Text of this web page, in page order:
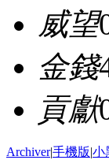
威望
金錢
貢獻
Archiver|手機版|小